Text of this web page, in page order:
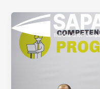
contenuto
articoli